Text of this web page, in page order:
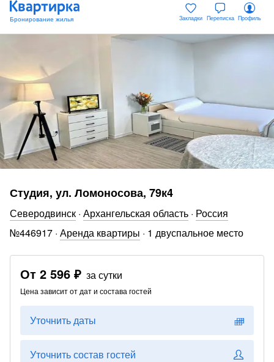
Закладки Переписка Профиль
Студия, ул. Ломоносова, 79к4
Северодвинск · Архангельская область · Россия
№446917 · Аренда квартиры · 1 двуспальное место
От 2 596 ₽ за сутки
Цена зависит от дат и состава гостей
Уточнить даты
Уточнить состав гостей